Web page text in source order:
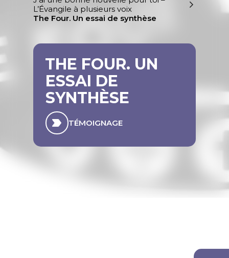
L’Évangile à plusieurs voix
The Four. Un essai de synthèse
THE FOUR. UN
ESSAI DE
SYNTHÈSE
TÉMOIGNAGE